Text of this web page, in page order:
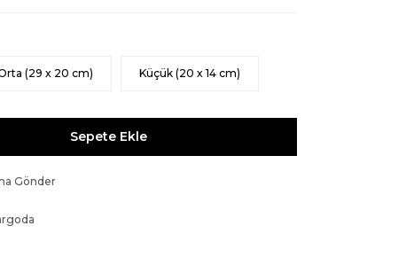
(29 x 20 cm) Küçük (20 x 14 cm)
Sepete Ekle
Gönder